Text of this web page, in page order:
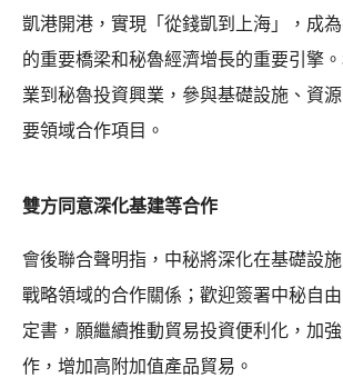
凱港開港，實現「從錢凱到上海」，成
的重要橋梁和秘魯經濟增長的重要引擎
業到秘魯投資興業，參與基礎設施、資
要領域合作項目。
雙方同意深化基建等合作
會後聯合聲明指，中秘將深化在基礎設
戰略領域的合作關係；歡迎簽署中秘自
定書，願繼續推動貿易投資便利化，加
作，增加高附加值產品貿易。